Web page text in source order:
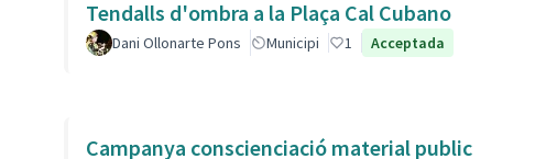
Tendalls d'ombra a la Plaça Cal Cubano
Dani Ollonarte Pons Municipi 1 Acceptada
Campanya conscienciació material public